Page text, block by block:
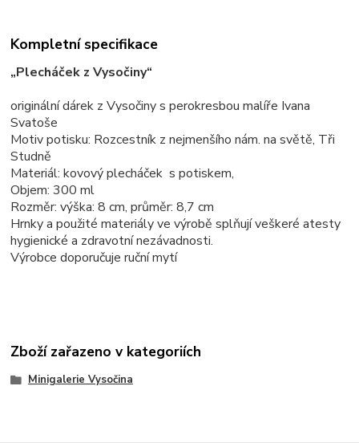
Kompletní specifikace
„Plecháček z Vysočiny“
originální dárek z Vysočiny s perokresbou malíře Ivana
Svatoše
Motiv potisku: Rozcestník z nejmenšího nám. na světě, Tři
Studně
Materiál: kovový plecháček s potiskem,
Objem: 300 ml
Rozměr: výška: 8 cm, průměr: 8,7 cm
Hrnky a použité materiály ve výrobě splňují veškeré atesty
hygienické a zdravotní nezávadnosti.
Výrobce doporučuje ruční mytí
Zboží zařazeno v kategoriích
Minigalerie Vysočina